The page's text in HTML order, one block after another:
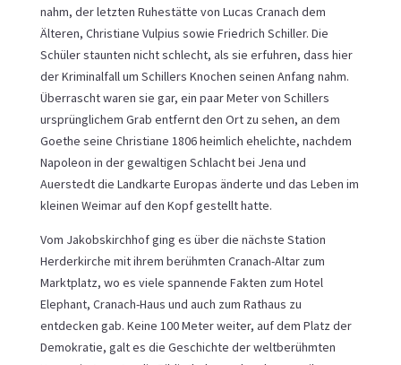
nahm, der letzten Ruhestätte von Lucas Cranach dem
Älteren, Christiane Vulpius sowie Friedrich Schiller. Die
Schüler staunten nicht schlecht, als sie erfuhren, dass hier
der Kriminalfall um Schillers Knochen seinen Anfang nahm.
Überrascht waren sie gar, ein paar Meter von Schillers
ursprünglichem Grab entfernt den Ort zu sehen, an dem
Goethe seine Christiane 1806 heimlich ehelichte, nachdem
Napoleon in der gewaltigen Schlacht bei Jena und
Auerstedt die Landkarte Europas änderte und das Leben im
kleinen Weimar auf den Kopf gestellt hatte.
Vom Jakobskirchhof ging es über die nächste Station
Herderkirche mit ihrem berühmten Cranach-Altar zum
Marktplatz, wo es viele spannende Fakten zum Hotel
Elephant, Cranach-Haus und auch zum Rathaus zu
entdecken gab. Keine 100 Meter weiter, auf dem Platz der
Demokratie, galt es die Geschichte der weltberühmten